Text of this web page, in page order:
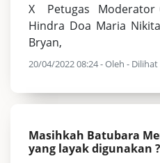
X Petugas Moderator
Hindra Doa Maria
Bryan,
20/04/2022 08:24 - Oleh -
Masihkah Batubara
yang layak digunakan ?